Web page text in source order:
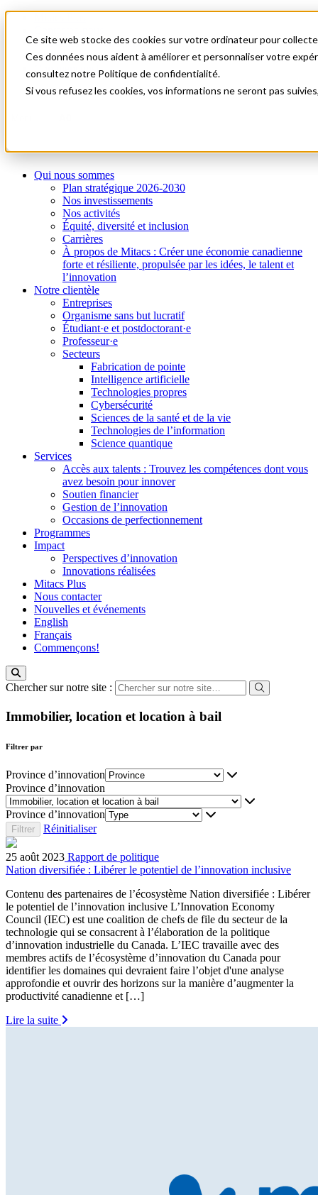
Ce site web stocke des cookies sur votre ordinateur pour
Ces données nous aident à améliorer et personnaliser votre
consultez notre Politique de confidentialité.
Si vous refusez les cookies, vos informations ne seront pas
Nouvelles et événements
English
Commençons!
Qui nous sommes
Plan stratégique 2026-2030
Nos investissements
Nos activités
Équité, diversité et inclusion
Carrières
À propos de Mitacs : Créer une économie canadienne
forte et résiliente, propulsée par les idées, le talent et
l’innovation
Notre clientèle
Entreprises
Organisme sans but lucratif
Étudiant·e et postdoctorant·e
Professeur·e
Secteurs
Fabrication de pointe
Intelligence artificielle
Technologies propres
Cybersécurité
Sciences de la santé et de la vie
Technologies de l’information
Science quantique
Services
Accès aux talents : Trouvez les compétences dont vous
avez besoin pour innover
Soutien financier
Gestion de l’innovation
Occasions de perfectionnement
Programmes
Impact
Perspectives d’innovation
Innovations réalisées
Mitacs Plus
Nous contacter
Nouvelles et événements
English
Français
Commençons!
Chercher sur notre site :
Immobilier, location et location à bail
Filtrer par
Province d’innovation
Province d’innovation
Province d’innovation
Réinitialiser
25 août 2023 Rapport de politique
Nation diversifiée : Libérer le potentiel de l’innovation inclusive
Contenu des partenaires de l’écosystème Nation diversifiée : Libérer
le potentiel de l’innovation inclusive L’Innovation Economy
Council (IEC) est une coalition de chefs de file du secteur de la
technologie qui se consacrent à l’élaboration de la politique
d’innovation industrielle du Canada. L’IEC travaille avec des
membres actifs de l’écosystème d’innovation du Canada pour
identifier les domaines qui devraient faire l’objet d'une analyse
approfondie et ouvrir des horizons sur la manière d’augmenter la
productivité canadienne et […]
Lire la suite